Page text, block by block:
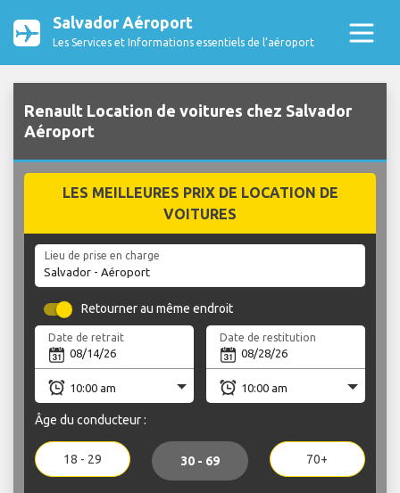
Salvador Aéroport
Les Services et Informations essentiels de l’aéroport
Renault Location de voitures chez Salvador
Aéroport
LES MEILLEURES PRIX DE LOCATION DE
VOITURES
Lieu de prise en charge
Retourner au même endroit
Date de retrait Date de restitution
Âge du conducteur :
18 - 29 30 - 69 70+